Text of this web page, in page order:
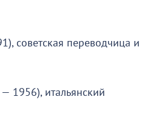
советская переводчица и
1956), итальянский